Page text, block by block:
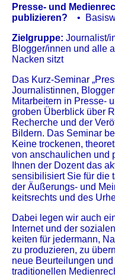
Presse- und
publizieren? •
Zielgruppe: Journalist/
Blogger/innen und alle
Nacken sitzt
Das Kurz-Seminar
Journalistinnen,
Mitarbeitern in Presse-
groben Überblick über
Recherche und der
Bildern. Das Seminar
Keine trockenen,
von an­schau­lichen und
Ihnen der Dozent das
sensi­bilisiert Sie für die
der Äußerungs- und
keitsrechts und des
Dabei legen wir auch
Internet und der
keiten für jedermann,
zu produzieren, zu
neue Beur­teilungen
traditionellen